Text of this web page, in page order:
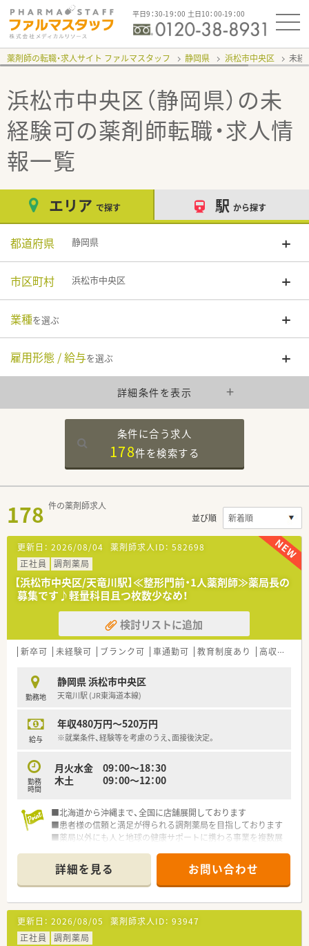
平日9：30-19：00 土日10：00-19：00
薬剤師の転職・求人サイト ファルマスタッフ 静岡県 浜松市中央区 未経
浜松市中央区（静岡県）の未
経験可の薬剤師転職・求人情
報一覧
エリア で探す 駅 から探す
都道府県 静岡県
市区町村 浜松市中央区
業種を選ぶ
雇用形態 / 給与を選ぶ
詳細条件を表示
条件に合う求人
178件を検索する
178 件の薬剤師求人
並び順
更新日： 2026/08/04 薬剤師求人ID： 582698
正社員
調剤薬局
【浜松市中央区/天竜川駅】≪整形門前・1人薬剤師≫薬局長の
募集です♪軽量科目且つ枚数少なめ！
検討リストに追加
新卒可 未経験可 ブランク可 車通勤可 教育制度あり 高収入
勤務地
静岡県 浜松市中央区
天竜川駅 (JR東海道本線)
給与
年収480万円～520万円
※就業条件、経験等を考慮のうえ、面接後決定。
勤務
時間
月火水金 09：00～18：30
木土 09：00～12：00
■北海道から沖縄まで、全国に店舗展開しております
■患者様の信頼と満足が得られる調剤薬局を目指しております
■薬局以外にも人と地球の健康サポートに携わる事業を複数展
詳細を見る お問い合わせ
更新日： 2026/08/05 薬剤師求人ID： 93947
正社員
調剤薬局